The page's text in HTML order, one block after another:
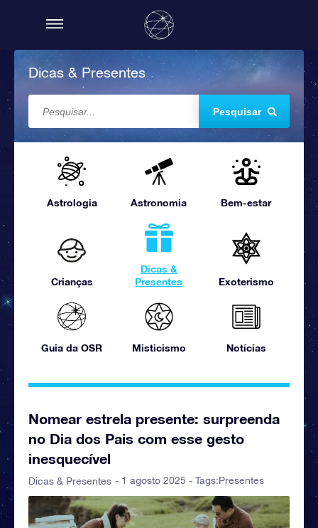
Dicas & Presentes
Pesquisar
Astrologia Astronomia Bem-estar
Crianças
Dicas &
Presentes
Exoterismo
Guia da OSR Misticismo Notícias
Nomear estrela presente: surpreenda
no Dia dos Pais com esse gesto
inesquecível
Dicas & Presentes - 1 agosto 2025 - Tags:Presentes